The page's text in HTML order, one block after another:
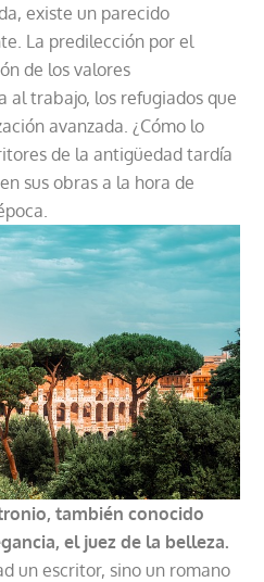
existe un parecido
La predilección por el
de los valores
al trabajo, los refugiados que
avanzada. ¿Cómo lo
de la antigüedad tardía
sus obras a la hora de
también conocido
el juez de la belleza.
un escritor, sino un romano